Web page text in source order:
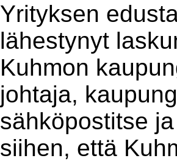
Yrityksen
lähestynyt
Kuhmon
johtaja,
sähköpostitse
siihen, että